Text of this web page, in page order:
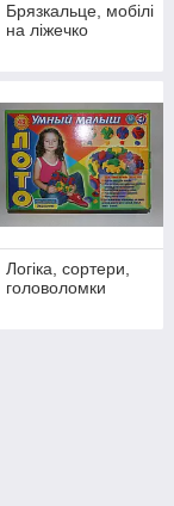
Брязкальце, мобілі
на ліжечко
Логіка, сортери,
головоломки